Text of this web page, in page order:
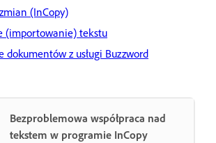
(InCopy)
(importowanie) tekstu
dokumentów z usługi Buzzword
Bezproblemowa współpraca nad
tekstem w programie InCopy